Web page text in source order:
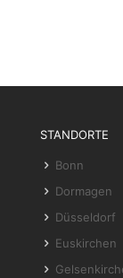
STANDORTE
Bonn
Dormagen
Düsseldorf
Euskirchen